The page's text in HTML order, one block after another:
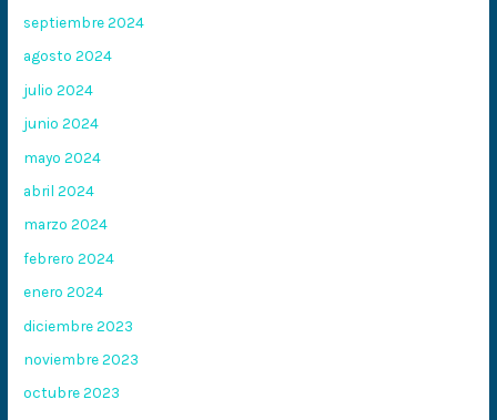
septiembre 2024
agosto 2024
julio 2024
junio 2024
mayo 2024
abril 2024
marzo 2024
febrero 2024
enero 2024
diciembre 2023
noviembre 2023
octubre 2023